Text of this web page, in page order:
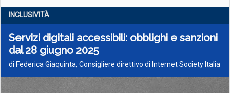
INCLUSIVITÀ
Servizi digitali accessibili: obblighi e sanzioni
dal 28 giugno 2025
di Federica Giaquinta, Consigliere direttivo di Internet Society Italia